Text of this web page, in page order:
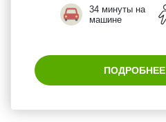
34 минуты на
машине
ПОДРОБНЕЕ